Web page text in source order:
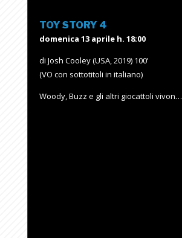
TOY STORY 4
domenica 13 aprile h. 18:00
di Josh Cooley (USA, 2019) 100’
(VO con sottotitoli in italiano)
Woody, Buzz e gli altri giocattoli vivon…